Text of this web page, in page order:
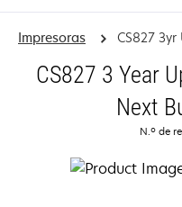
Impresoras CS827
CS827 3 Year
Next
N.º de